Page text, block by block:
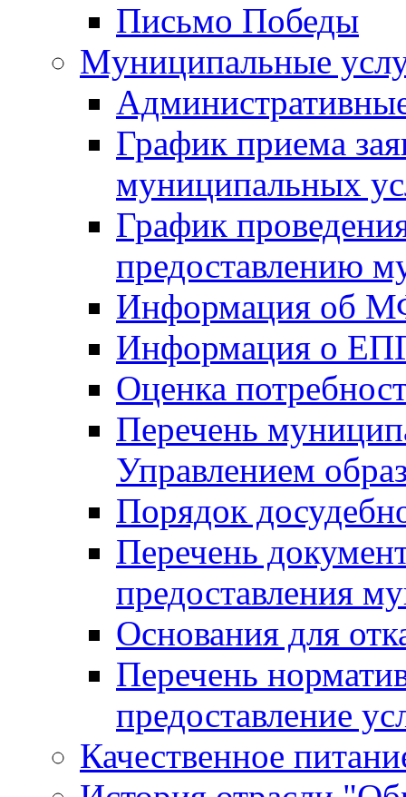
Письмо Победы
Mуниципальные
График приема
муниципальных
График
предоставлению
Информация об
Информация о
Оценка
Перечень
Управлением
Порядок
Перечень
предоставления
Основания для
Перечень
предоставление
Качественное